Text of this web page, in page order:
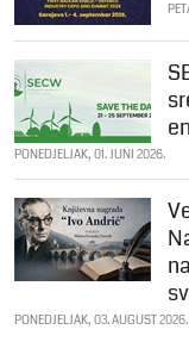
PONEDJELJAK, 01. JUNI 2026.
PONEDJELJAK, 03. AUGUST 2026.